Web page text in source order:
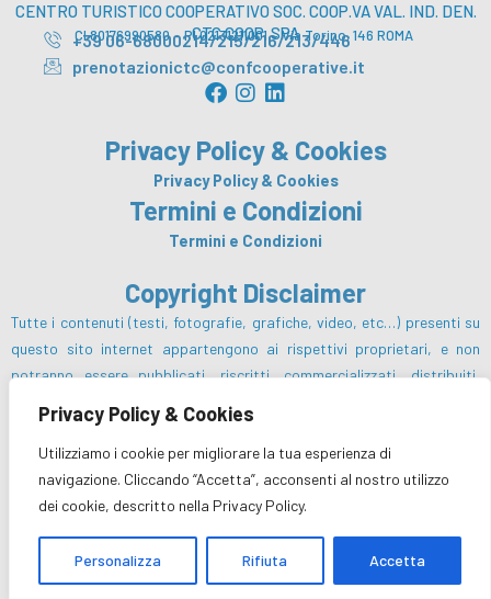
Privacy Policy & Cookies
Utilizziamo i cookie per migliorare la tua esperienza di
navigazione. Cliccando “Accetta”, acconsenti al nostro utilizzo
dei cookie, descritto nella Privacy Policy.
Personalizza Rifiuta Accetta
CENTRO TURISTICO COOPERATIVO SOC. COOP.VA VAL. IND. DEN.
CTC COOP. SPA
CI 80176990580 – PI 02131211001 – Via Torino, 146 ROMA
+39 06-68000214/215/216/213/446
prenotazionictc@confcooperative.it
F
a
e
b
o
o
k
I
t
a
g
r
a
L
k
e
d
i
n
Privacy Policy & Cookies
Privacy Policy & Cookies
Termini e Condizioni
Termini e Condizioni
Copyright Disclaimer
Tutte i contenuti (testi, fotografie, grafiche, video, etc…) presenti su
questo sito internet appartengono ai rispettivi proprietari, e non
potranno essere pubblicati, riscritti, commercializzati, distribuiti,
alcun modo e sotto qualsiasi forma salvo preventiva autorizzazione da
parte del Centro Turistico Cooperativo sc e/o dei rispettivi proprietari
dei diritti.
© Centro Turistico Cooperativo sc 2026